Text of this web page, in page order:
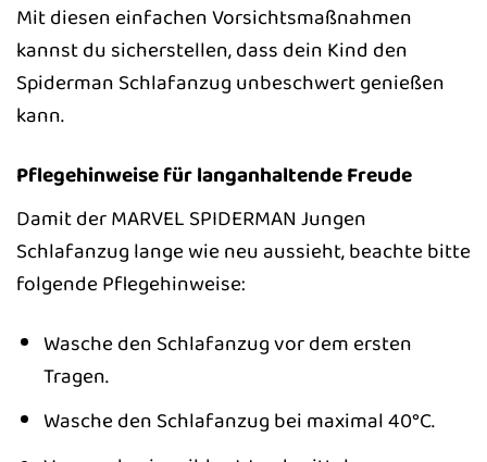
Mit diesen einfachen Vorsichtsmaßnahmen
kannst du sicherstellen, dass dein Kind den
Spiderman Schlafanzug unbeschwert genießen
kann.
Pflegehinweise für langanhaltende Freude
Damit der MARVEL SPIDERMAN Jungen
Schlafanzug lange wie neu aussieht, beachte bitte
folgende Pflegehinweise:
Wasche den Schlafanzug vor dem ersten
Tragen.
Wasche den Schlafanzug bei maximal 40°C.